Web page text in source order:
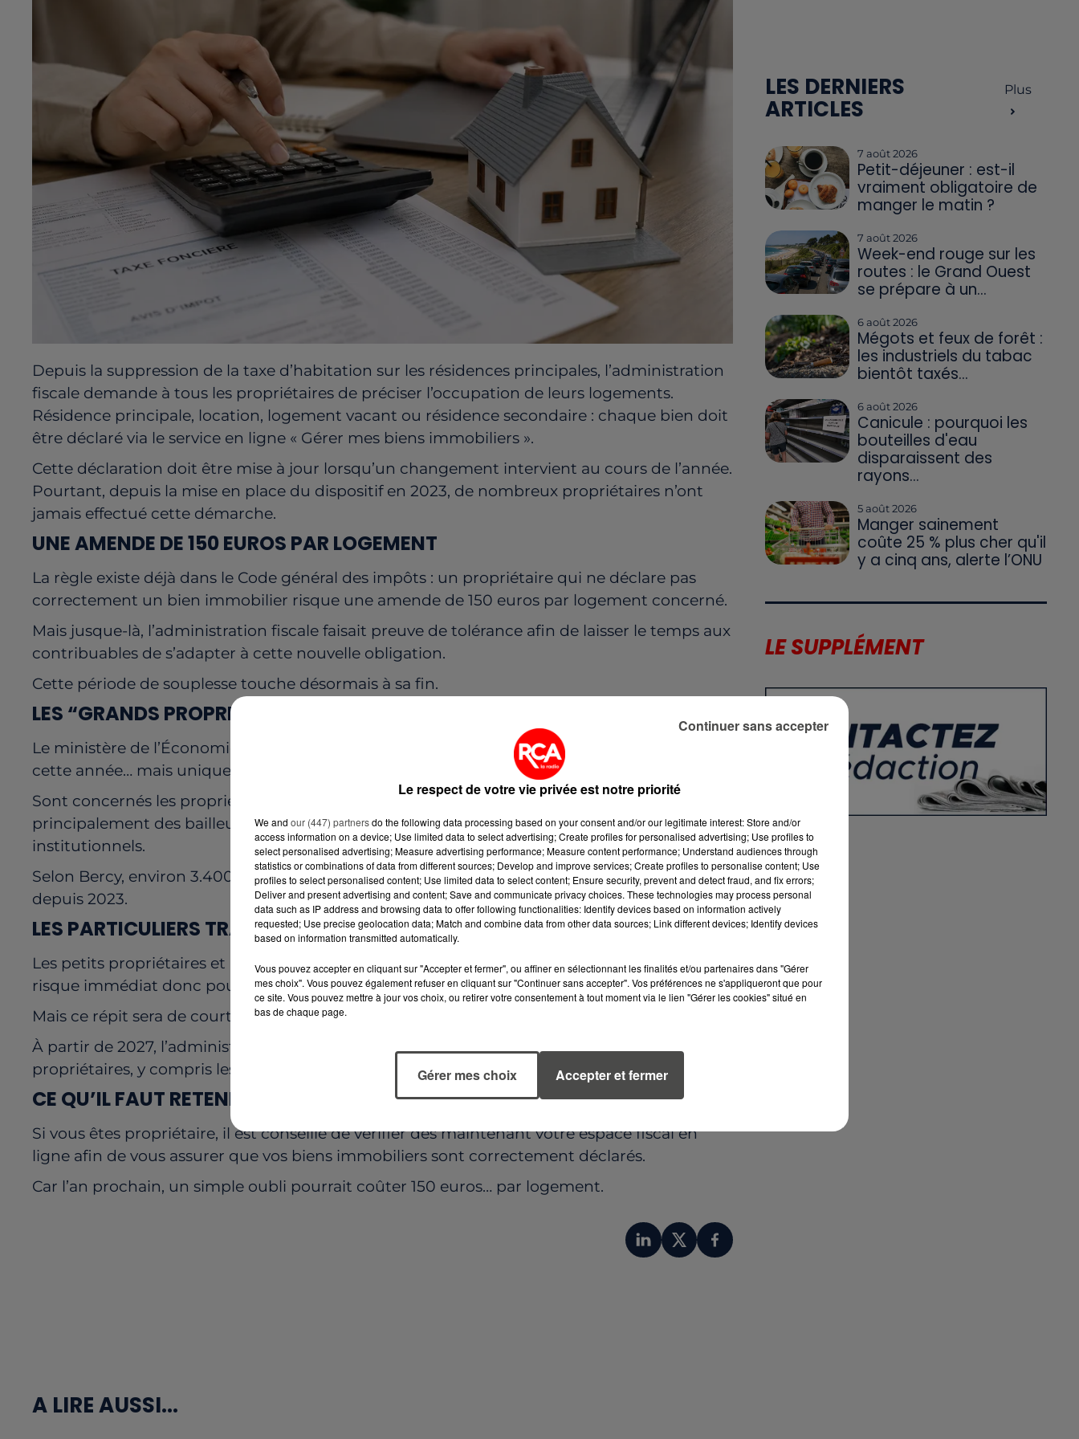
Depuis la suppression de la taxe d’habitation sur les résidences principales, l’administration
fiscale demande à tous les propriétaires de préciser l’occupation de leurs logements.
Résidence principale, location, logement vacant ou résidence secondaire : chaque bien doit
être déclaré via le service en ligne « Gérer mes biens immobiliers ».
Cette déclaration doit être mise à jour lorsqu’un changement intervient au cours de l’année.
Pourtant, depuis la mise en place du dispositif en 2023, de nombreux propriétaires n’ont
jamais effectué cette démarche.
UNE AMENDE DE 150 EUROS PAR LOGEMENT
La règle existe déjà dans le Code général des impôts : un propriétaire qui ne déclare pas
correctement un bien immobilier risque une amende de 150 euros par logement concerné.
Mais jusque-là, l’administration fiscale faisait preuve de tolérance afin de laisser le temps aux
contribuables de s’adapter à cette nouvelle obligation.
Cette période de souplesse touche désormais à sa fin.
LES “GRANDS PROPRIÉTAIRES” VISÉS DÈS CETTE ANNÉE
Le ministère de l’Économie a confirmé que les premières sanctions seront appliquées dès
cette année… mais uniquement pour les très gros détenteurs de patrimoine immobilier.
Sont concernés les propriétaires possédant plus de 200 biens immobiliers. Il s’agit
principalement des bailleurs sociaux, collectivités territoriales ou investisseurs
institutionnels.
Selon Bercy, environ 3.400 grands propriétaires n’ont toujours effectué aucune déclaration
depuis 2023.
LES PARTICULIERS TRANQUILLES… POUR LE MOMENT
Les petits propriétaires et particuliers échappent encore aux sanctions en 2026. Aucun
risque immédiat donc pour ceux qui possèdent un ou plusieurs logements.
Mais ce répit sera de courte durée.
À partir de 2027, l’administration fiscale prévoit d’appliquer les amendes à tous les
propriétaires, y compris les particuliers, en cas d’oubli ou d’erreur dans la déclaration.
CE QU’IL FAUT RETENIR
Si vous êtes propriétaire, il est conseillé de vérifier dès maintenant votre espace fiscal en
ligne afin de vous assurer que vos biens immobiliers sont correctement déclarés.
Car l’an prochain, un simple oubli pourrait coûter 150 euros… par logement.
A LIRE AUSSI...
LES DERNIERS
ARTICLES
Plus
7 août 2026
Petit-déjeuner : est-il
vraiment obligatoire de
manger le matin ?
7 août 2026
Week-end rouge sur les
routes : le Grand Ouest
se prépare à un...
6 août 2026
Mégots et feux de forêt :
les industriels du tabac
bientôt taxés...
6 août 2026
Canicule : pourquoi les
bouteilles d'eau
disparaissent des
rayons...
5 août 2026
Manger sainement
coûte 25 % plus cher qu'il
y a cinq ans, alerte l’ONU
LE SUPPLÉMENT
Le respect de votre vie privée est notre priorité
We and our (447) partnersdo the following data processing based on your consent and/or our legitimate interest: Store and/or
access information on a device; Use limited data to select advertising; Create profiles for personalised advertising; Use profiles to
select personalised advertising; Measure advertising performance; Measure content performance; Understand audiences through
statistics or combinations of data from different sources; Develop and improve services; Create profiles to personalise content; Use
profiles to select personalised content; Use limited data to select content; Ensure security, prevent and detect fraud, and fix errors;
Deliver and present advertising and content; Save and communicate privacy choices. These technologies may process personal
data such as IP address and browsing data to offer following functionalities: Identify devices based on information actively
requested; Use precise geolocation data; Match and combine data from other data sources; Link different devices; Identify devices
based on information transmitted automatically.
Vous pouvez accepter en cliquant sur "Accepter et fermer", ou affiner en sélectionnant les finalités et/ou partenaires dans "Gérer
mes choix". Vous pouvez également refuser en cliquant sur "Continuer sans accepter". Vos préférences ne s'appliqueront que pour
ce site. Vous pouvez mettre à jour vos choix, ou retirer votre consentement à tout moment via le lien "Gérer les cookies" situé en
bas de chaque page.
Gérer mes choix Accepter et fermer
Continuer sans accepter